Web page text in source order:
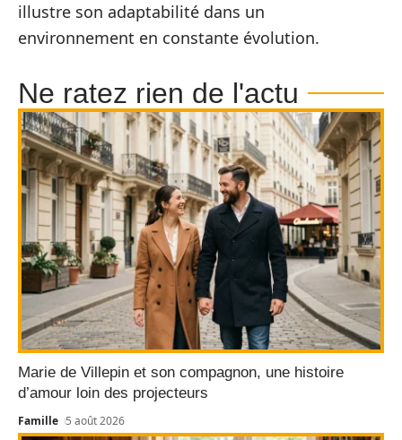
illustre son adaptabilité dans un
environnement en constante évolution.
Ne ratez rien de l'actu
Marie de Villepin et son compagnon, une histoire
d’amour loin des projecteurs
Famille 5 août 2026